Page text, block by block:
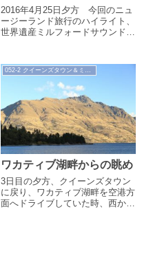
2016年4月25日夕方 今回のニュ
ージーランド旅行のハイライト、
世界遺産ミルフォードサウンドの
昼間...
052-2 クイーンズタウン＆ミルフォードサウンド（'17.4）
ワカティブ湖畔からの眺め
3日目の夕方、クイーンズタウン
に戻り、ワカティブ湖畔を空港方
面へドライブしていた時、西から